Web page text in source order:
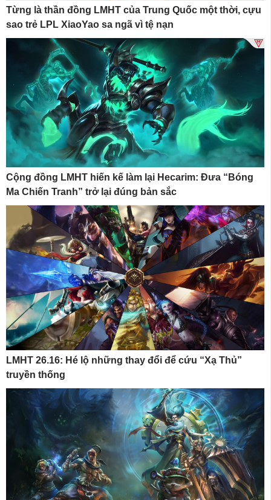
Từng là thần đồng LMHT của Trung Quốc một thời, cựu
sao trẻ LPL XiaoYao sa ngã vì tệ nạn
Cộng đồng LMHT hiến kế làm lại Hecarim: Đưa “Bóng
Ma Chiến Tranh” trở lại đúng bản sắc
LMHT 26.16: Hé lộ những thay đổi để cứu “Xạ Thủ”
truyền thống